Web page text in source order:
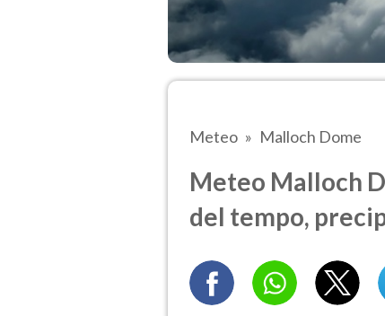
Meteo Malloch Dome
Meteo Malloch
del tempo,